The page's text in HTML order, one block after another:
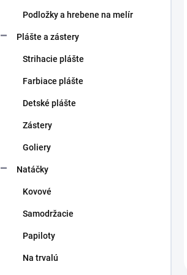
Podložky a hrebene na melír
Plášte a zástery
Strihacie plášte
Farbiace plášte
Detské plášte
Zástery
Goliery
Natáčky
Kovové
Samodržacie
Papiloty
Na trvalú